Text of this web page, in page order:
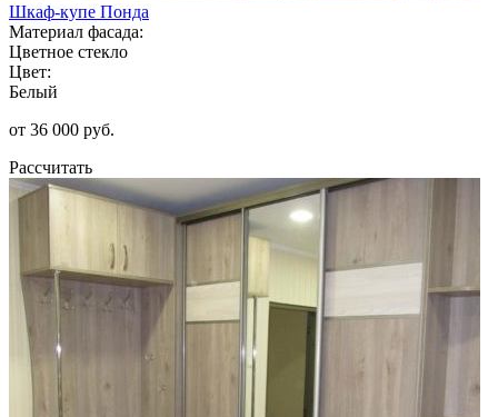
Шкаф-купе Понда
Материал фасада:
Цветное стекло
Цвет:
Белый
от 36 000 руб.
Рассчитать